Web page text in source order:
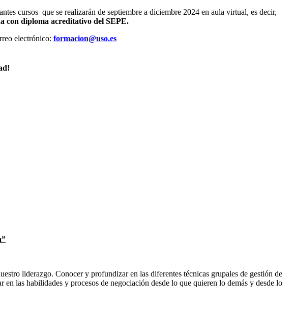
cursos que se realizarán de septiembre a diciembre 2024 en aula virtual, es decir,
con diploma acreditativo del SEPE.
electrónico: formacion@uso.es
liderazgo. Conocer y profundizar en las diferentes técnicas grupales de gestión de
las habilidades y procesos de negociación desde lo que quieren lo demás y desde lo